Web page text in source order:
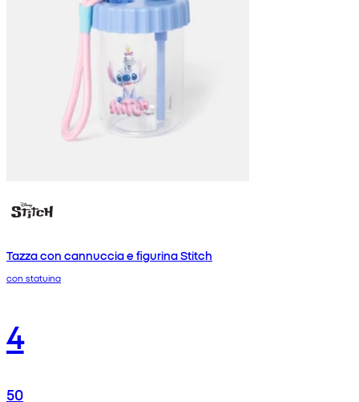
Tazza con cannuccia e figurina Stitch
con statuina
4
50